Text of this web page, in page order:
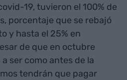
19, tuvieron el 100% de
porcentaje que se rebajó
y hasta el 25% en
de que en octubre
ser como antes de la
tendrán que pagar